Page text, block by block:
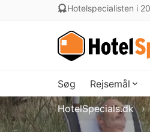
Hotelspecialisten i
Søg Rejsemål
HotelSpecials.dk